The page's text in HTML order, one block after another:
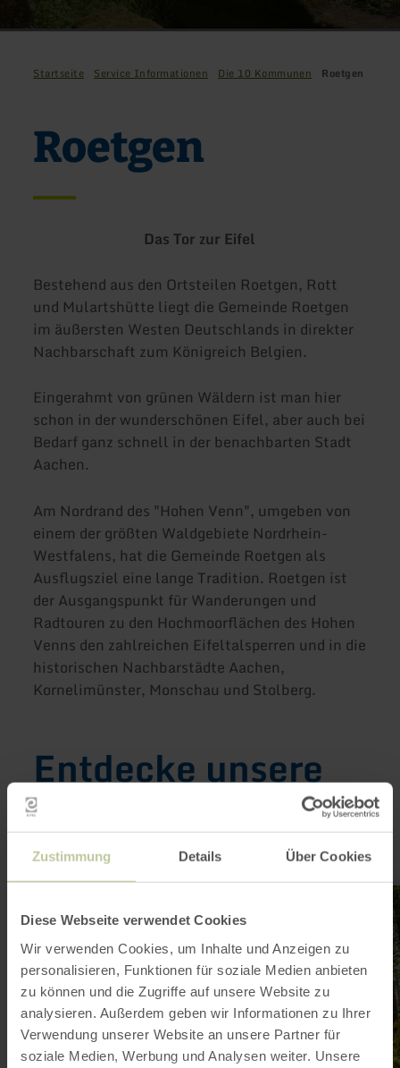
Zustimmung Details Über Cookies
Diese Webseite verwendet Cookies
Wir verwenden Cookies, um Inhalte und Anzeigen zu
personalisieren, Funktionen für soziale Medien anbieten
zu können und die Zugriffe auf unsere Website zu
analysieren. Außerdem geben wir Informationen zu Ihrer
Verwendung unserer Website an unsere Partner für
soziale Medien, Werbung und Analysen weiter. Unsere
Startseite Service Informationen Die 10 Kommunen Roetgen
Roetgen
Das Tor zur Eifel
Bestehend aus den Ortsteilen Roetgen, Rott
und Mulartshütte liegt die Gemeinde Roetgen
im äußersten Westen Deutschlands in direkter
Nachbarschaft zum Königreich Belgien.
Eingerahmt von grünen Wäldern ist man hier
schon in der wunderschönen Eifel, aber auch bei
Bedarf ganz schnell in der benachbarten Stadt
Aachen.
Am Nordrand des "Hohen Venn", umgeben von
einem der größten Waldgebiete Nordrhein-
Westfalens, hat die Gemeinde Roetgen als
Ausflugsziel eine lange Tradition. Roetgen ist
der Ausgangspunkt für Wanderungen und
Radtouren zu den Hochmoorflächen des Hohen
Venns den zahlreichen Eifeltalsperren und in die
historischen Nachbarstädte Aachen,
Kornelimünster, Monschau und Stolberg.
Entdecke unsere
Angebote
zu:
rund
Roetgen